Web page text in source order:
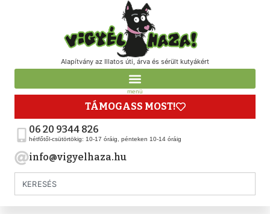
Alapítvány az Illatos úti, árva és sérült kutyákért
menü
TÁMOGASS MOST!
06 20 9344 826
hétfőtől-csütörtökig: 10-17 óráig, pénteken 10-14 óráig
info@vigyelhaza.hu